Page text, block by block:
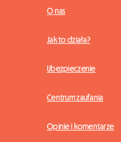
O nas
Jak to działa?
Ubezpieczenie
Centrum zaufania
Opinie i komentarze